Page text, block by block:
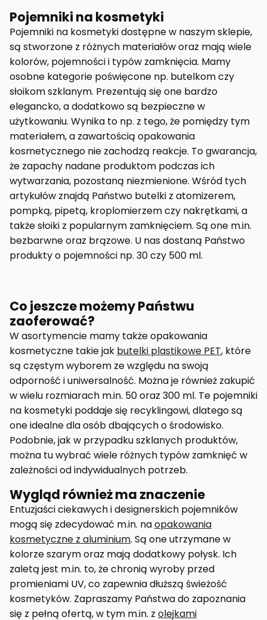
Pojemniki na kosmetyki
Pojemniki na kosmetyki dostępne w naszym sklepie,
są stworzone z różnych materiałów oraz mają wiele
kolorów, pojemności i typów zamknięcia. Mamy
osobne kategorie poświęcone np. butelkom czy
słoikom szklanym. Prezentują się one bardzo
elegancko, a dodatkowo są bezpieczne w
użytkowaniu. Wynika to np. z tego, że pomiędzy tym
materiałem, a zawartością opakowania
kosmetycznego nie zachodzą reakcje. To gwarancja,
że zapachy nadane produktom podczas ich
wytwarzania, pozostaną niezmienione. Wśród tych
artykułów znajdą Państwo butelki z atomizerem,
pompką, pipetą, kroplomierzem czy nakrętkami, a
także słoiki z popularnym zamknięciem. Są one m.in.
bezbarwne oraz brązowe. U nas dostaną Państwo
produkty o pojemności np. 30 czy 500 ml.
Co jeszcze możemy Państwu
zaoferować?
W asortymencie mamy także opakowania
kosmetyczne takie jak butelki plastikowe PET, które
są częstym wyborem ze względu na swoją
odporność i uniwersalność. Można je również zakupić
w wielu rozmiarach m.in. 50 oraz 300 ml. Te pojemniki
na kosmetyki poddaje się recyklingowi, dlatego są
one idealne dla osób dbających o środowisko.
Podobnie, jak w przypadku szklanych produktów,
można tu wybrać wiele różnych typów zamknięć w
zależności od indywidualnych potrzeb.
Wygląd również ma znaczenie
Entuzjaści ciekawych i designerskich pojemników
mogą się zdecydować m.in. naopakowania
kosmetyczne z aluminium. Są one utrzymane w
kolorze szarym oraz mają dodatkowy połysk. Ich
zaletą jest m.in. to, że chronią wyroby przed
promieniami UV, co zapewnia dłuższą świeżość
kosmetyków. Zapraszamy Państwa do zapoznania
się z pełną ofertą, w tym m.in. z olejkami